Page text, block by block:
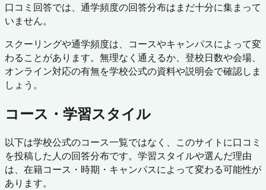
口コミ回答では、通学頻度の回答分布はまだ十分に集まって
いません。
スクーリングや通学頻度は、コースやキャンパスによって変
わることがあります。無理なく通えるか、登校日数や会場、
オンライン対応の有無を学校公式の資料や説明会で確認しま
しょう。
コース・学習スタイル
以下は学校公式のコース一覧ではなく、このサイトに口コミ
を投稿した人の回答分布です。学習スタイルや選んだ理由
は、在籍コース・時期・キャンパスによって変わる可能性が
あります。